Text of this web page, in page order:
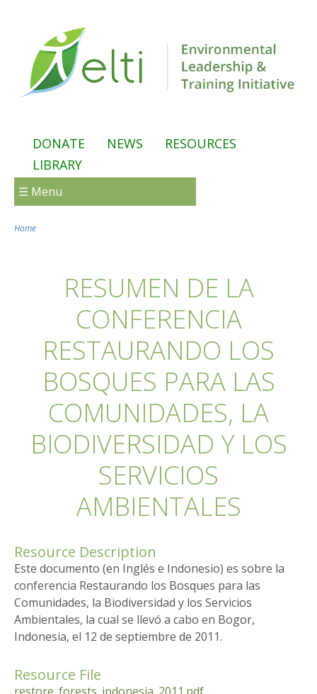
DONATE NEWS
RESOURCES
LIBRARY
☰ Menu
Home
RESUMEN DE LA
CONFERENCIA
RESTAURANDO LOS
BOSQUES PARA LAS
COMUNIDADES, LA
BIODIVERSIDAD Y LOS
SERVICIOS
AMBIENTALES
Resource Description
Este documento (en Inglés e Indonesio) es sobre la
conferencia Restaurando los Bosques para las
Comunidades, la Biodiversidad y los Servicios
Ambientales, la cual se llevó a cabo en Bogor,
Indonesia, el 12 de septiembre de 2011.
Resource File